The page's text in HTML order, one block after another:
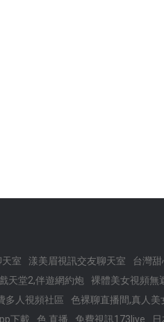
室 漾美眉視訊交友聊天室 台灣
天堂2,伴遊網約炮 裸體美女視頻無
多人視頻社區 色裸聊直播間,真人美
下載 色 直播 免費視訊173live